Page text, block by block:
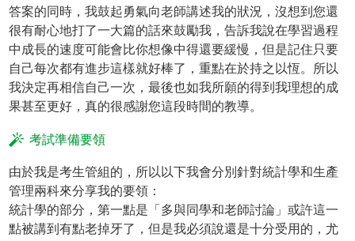
答案的同時，我鼓起勇氣向老師講述我的狀況，沒想到您還
很有耐心地打了一大篇的話來鼓勵我，告訴我說在學習過程
中成長的速度可能會比你想像中得還要緩慢，但是記住只要
自己每次都有進步這樣就好棒了，重點在於持之以恆。所以
我決定再相信自己一次，最後也如我所願的得到我理想的成
果甚至更好，真的很感謝您這段時間的教導。
考試準備要領
由於我是考生管組的，所以以下我會分別針對統計學和生產
管理兩科來分享我的要領：
統計學的部分，第一點是「多與同學和老師討論」或許這一
點被講到有點老掉牙了，但是我必須說還是十分受用的，尤